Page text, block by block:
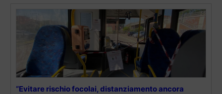
“Evitare rischio focolai, distanziamento ancora